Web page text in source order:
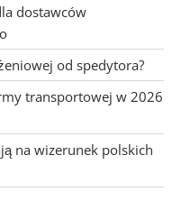
dostawców
od spedytora?
transportowej w 2026
na wizerunek polskich